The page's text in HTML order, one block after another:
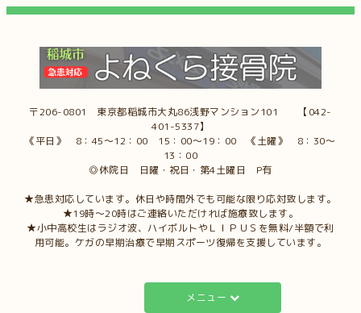
〒206-0801 東京都稲城市大丸86浅野マンション101 【042-
401-5337】
《平日》 8：45～12：00 15：00～19：00 《土曜》 8：30～
13：00
◎休院日 日曜・祝日・第4土曜日 P有
★急患対応しています。休日や時間外でも可能な限り応対致します。
★19時～20時はご連絡いただければ施療致します。
★小中高校生はラジオ波、ハイボルトやＬＩＰＵＳを無料/半額で利
用可能。ケガの早期治療で早期スポーツ復帰を支援しています。
メニュー